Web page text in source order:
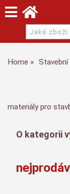
Home Stavební
materiály pro
O kategorii